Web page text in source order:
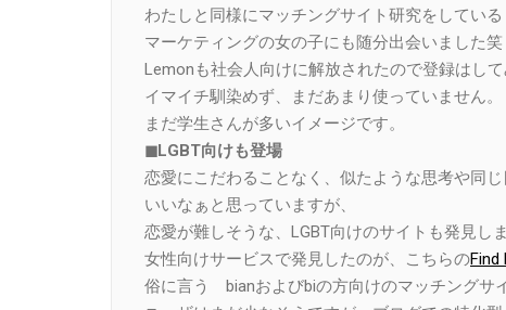
わたしと同様にマッチングサイト研究をしている
マーケティングの女の子にも随分出会いました笑
Lemonも社会人向けに解放されたので登録はし
イマイチ馴染めず、まだあまり使っていません。
まだ学生さんが多いイメージです。
◼︎LGBT向けも登場
恋愛にこだわることなく、似たような思考や同
いいなぁと思っていますが、
恋愛が難しそうな、LGBT向けのサイトも発見しま
女性向けサービスで発見したのが、こちらのFind
俗に言う bianおよびbiの方向けのマッチングサ